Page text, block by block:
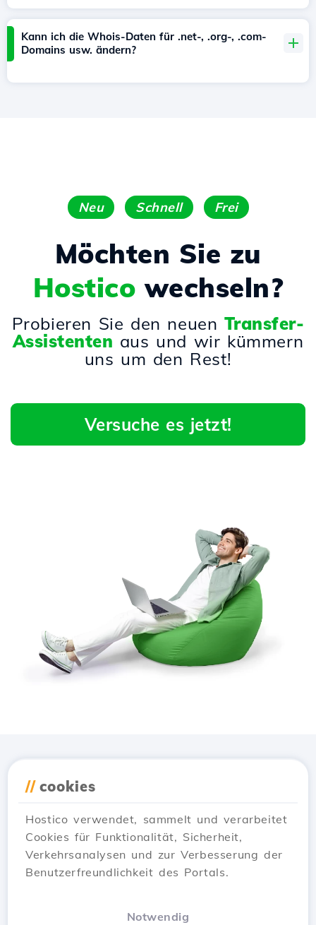
Kann ich die Whois-Daten für .net-, .org-, .com-
Domains usw. ändern?
Neu Schnell Frei
Möchten Sie zu
Hostico wechseln?
Probieren Sie den neuen Transfer-
Assistenten aus und wir kümmern
uns um den Rest!
Versuche es jetzt!
// cookies
Hostico verwendet, sammelt und verarbeitet
Cookies für Funktionalität, Sicherheit,
Verkehrsanalysen und zur Verbesserung der
Benutzerfreundlichkeit des Portals.
Notwendig